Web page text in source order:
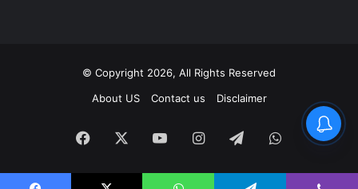
© Copyright 2026, All Rights Reserved
About US
Contact us Disclaimer
Facebook YouTubeInstagramTelegramWhatsApp